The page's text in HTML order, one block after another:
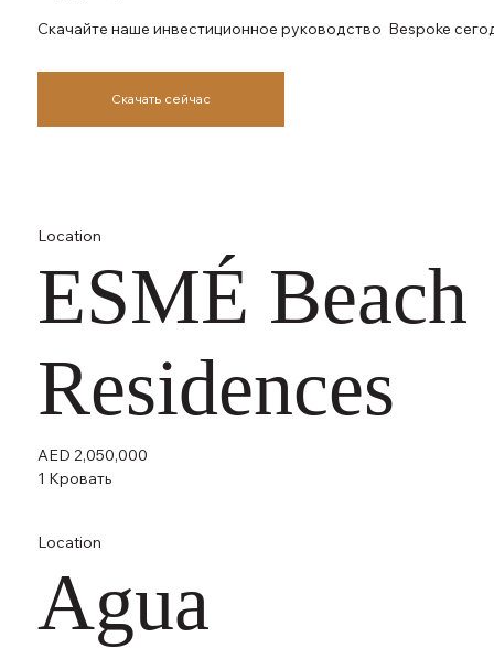
Скачайте наше инвестиционное руководство Bespoke
Скачать сейчас
AED 2,050,000
Location
ESMÉ Beach
Residences
1 Кровать
Location
Agua